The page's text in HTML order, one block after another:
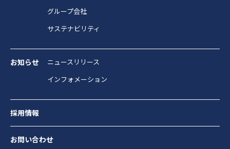
グループ会社
サステナビリティ
お知らせ
ニュースリリース
インフォメーション
採用情報
お問い合わせ